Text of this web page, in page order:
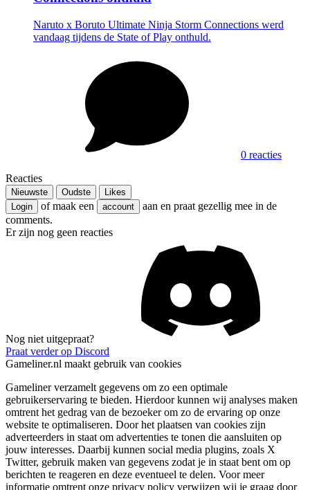
Naruto x Boruto Ultimate Ninja Storm Connections werd
vandaag tijdens de State of Play onthuld.
0 reacties
Reacties
Nieuwste Oudste
Likes
Login
of maak een account
aan en praat gezellig mee in de
comments.
Er zijn nog geen reacties
Nog niet uitgepraat?
Praat verder op Discord
Gameliner.nl maakt gebruik van cookies
Gameliner verzamelt gegevens om zo een optimale
gebruikerservaring te bieden. Hierdoor kunnen wij analyses maken
omtrent het gedrag van de bezoeker om zo de ervaring op onze
website te optimaliseren. Door het plaatsen van cookies zijn
adverteerders in staat om advertenties te tonen die aansluiten op
jouw interesses. Daarbij kunnen social media plugins, zoals X
Twitter, gebruik maken van gegevens zodat je in staat bent om op
berichten te reageren en deze eventueel te delen. Voor meer
informatie omtrent onze privacy policy verwijzen wij je graag door